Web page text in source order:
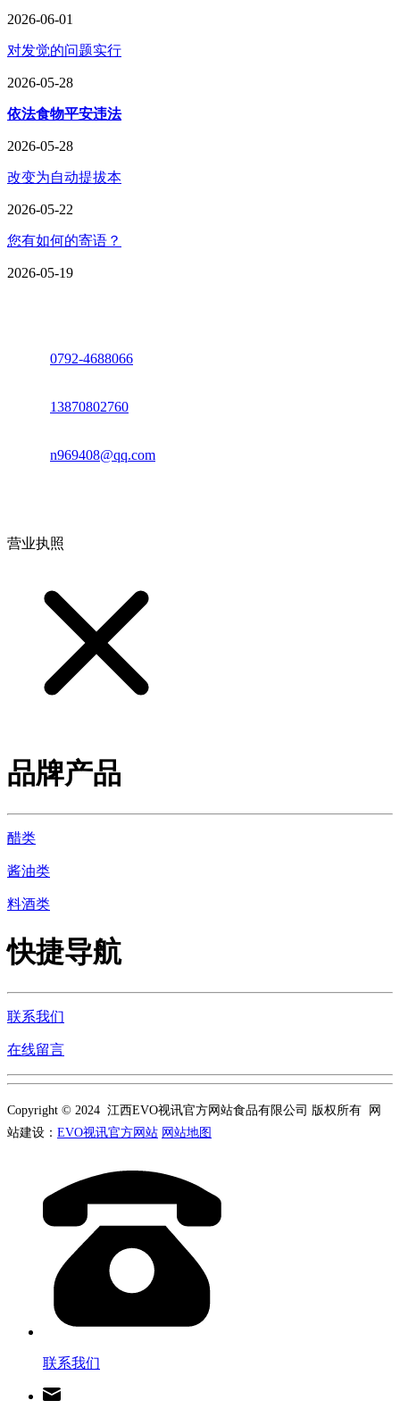
2026-06-01
对发觉的问题实行
2026-05-28
依法食物平安违法
2026-05-28
改变为自动提拔本
2026-05-22
您有如何的寄语？
2026-05-19
0792-4688066
13870802760
n969408@qq.com
营业执照
品牌产品
醋类
酱油类
料酒类
快捷导航
联系我们
在线留言
Copyright © 2024 江西EVO视讯官方网站食品有限公司 版权所有 网
站建设： EVO视讯官方网站 网站地图
联系我们